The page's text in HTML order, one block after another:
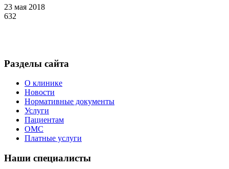
23 мая 2018
632
Разделы сайта
О клинике
Новости
Нормативные документы
Услуги
Пациентам
ОМС
Платные услуги
Наши специалисты